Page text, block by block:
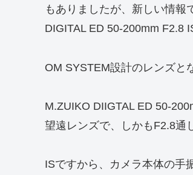
もありましたが、新しい情報
DIGITAL ED 50-200mm F2.8
OM SYSTEM設計のレンズと
M.ZUIKO DIIGTAL ED 50-
望遠レンズで、しかもF2.8通
ISですから、カメラ本体の手